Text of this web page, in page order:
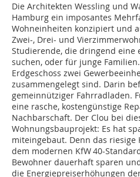
Die Architekten Wessling und
Hamburg ein imposantes
Wohneinheiten konzipiert und
Zwei-, Drei- und
Studierende, die dringend eine
suchen, oder für junge
Erdgeschoss zwei
zusammengelegt sind. Darin
gemeinnütziger Fahrradladen.
eine rasche, kostengünstige
Nachbarschaft. Der Clou bei
Wohnungsbauprojekt: Es hat
miteingebaut. Denn das
dem modernen KfW 40-
Bewohner dauerhaft sparen
die Energiepreiserhöhungen